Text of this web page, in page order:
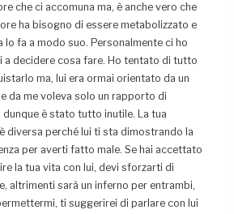
che ci accomuna ma, è anche vero che
ha bisogno di essere metabolizzato e
lo fa a modo suo. Personalmente ci ho
a decidere cosa fare. Ho tentato di tutto
ma, lui era ormai orientato da un
da me voleva solo un rapporto di
dunque è stato tutto inutile. La tua
diversa perché lui ti sta dimostrando la
per averti fatto male. Se hai accettato
la tua vita con lui, devi sforzarti di
altrimenti sarà un inferno per entrambi,
ti suggerirei di parlare con lui